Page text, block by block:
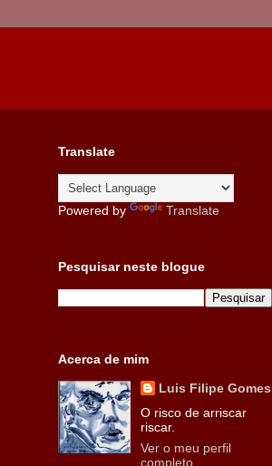
Translate
Powered by Translate
Pesquisar neste blogue
Acerca de mim
Luis Filipe Gomes
O risco de arriscar
riscar.
Ver o meu perfil
completo